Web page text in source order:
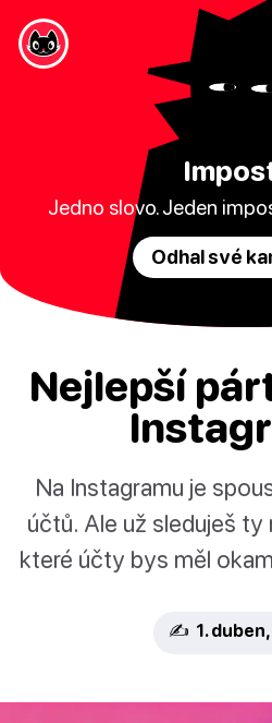
Jedno slovo. Jeden
Odhal své
Nejlepší
Na Instagramu je
účtů. Ale už sleduješ
které účty bys měl
✍️ 1.